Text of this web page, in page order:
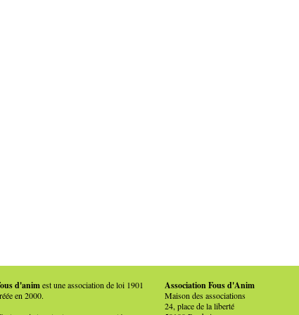
d'animest une association de loi 1901
en 2000.
Association Fous d'Anim
Maison des associations
24, place de la liberté